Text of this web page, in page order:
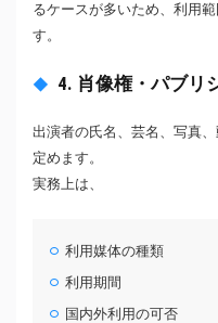
るケースが多いため、利用
す。
4. 肖像権・パブリ
出演者の氏名、芸名、写真
定めます。
実務上は、
利用媒体の種類
利用期間
国内外利用の可否